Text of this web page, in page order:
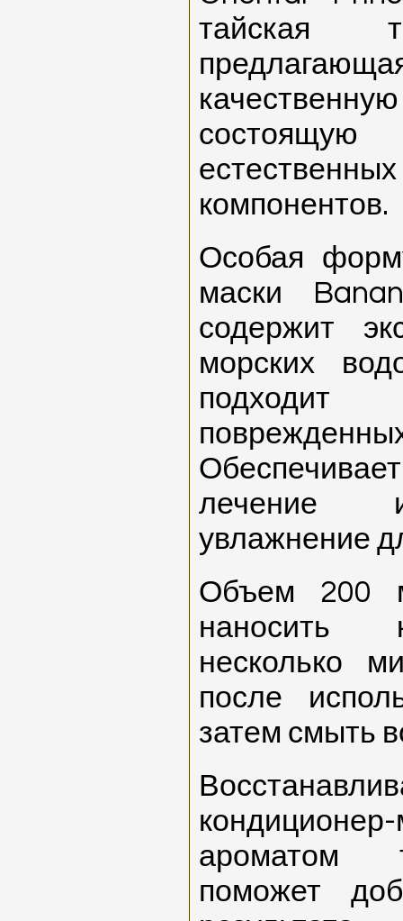
тайская
компонентов.
Особая
маски
содержит
морских
подходит
лечение
увлажнение
Объем 200
наносить
несколько
после
затем смыть
ароматом
поможет